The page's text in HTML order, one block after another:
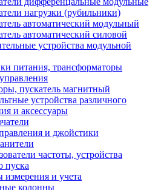
нагрузки (рубильники)
автоматический модульный
автоматический силовой
устройства модульной
питания, трансформаторы
пускатель магнитный
устройства различного
и аксессуары
и джойстики
частоты, устройства
пуска
и учета
колонны